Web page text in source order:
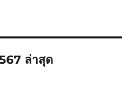
ล่าสุด